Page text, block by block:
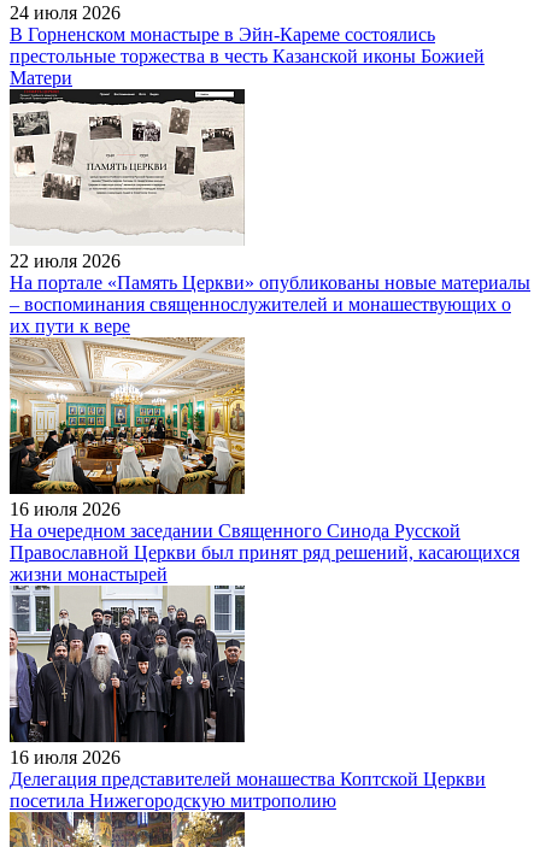
24 июля 2026
В Горненском монастыре в Эйн-Кареме состоялись
престольные торжества в честь Казанской иконы Божией
Матери
22 июля 2026
На портале «Память Церкви» опубликованы новые материалы
– воспоминания священнослужителей и монашествующих о
их пути к вере
16 июля 2026
На очередном заседании Священного Синода Русской
Православной Церкви был принят ряд решений, касающихся
жизни монастырей
16 июля 2026
Делегация представителей монашества Коптской Церкви
посетила Нижегородскую митрополию